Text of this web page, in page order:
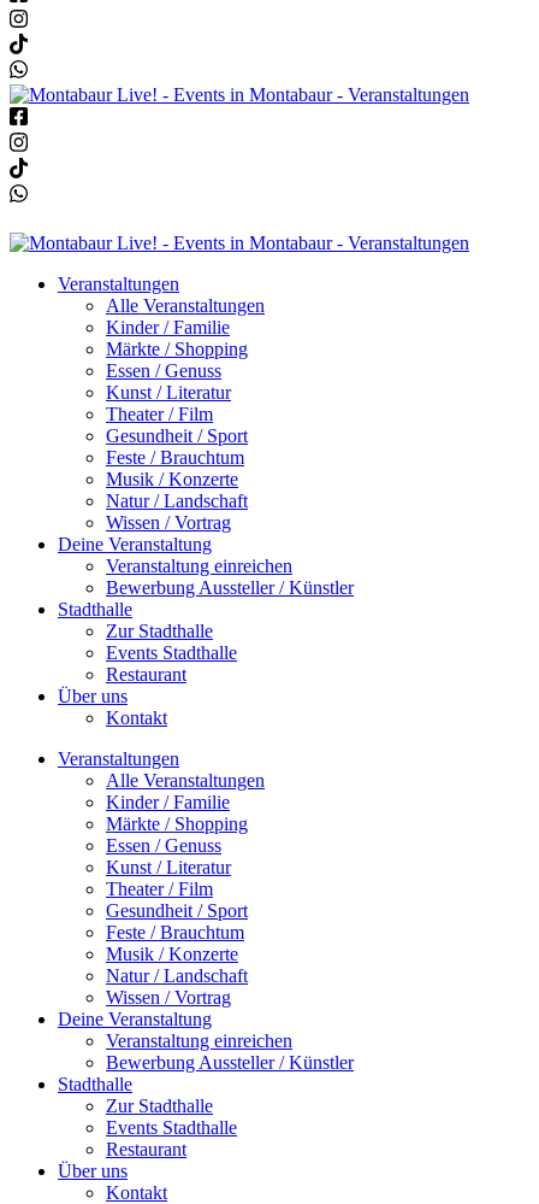
Veranstaltungen
Alle Veranstaltungen
Kinder / Familie
Märkte / Shopping
Essen / Genuss
Kunst / Literatur
Theater / Film
Gesundheit / Sport
Feste / Brauchtum
Musik / Konzerte
Natur / Landschaft
Wissen / Vortrag
Deine Veranstaltung
Veranstaltung einreichen
Bewerbung Aussteller / Künstler
Stadthalle
Zur Stadthalle
Events Stadthalle
Restaurant
Über uns
Kontakt
Veranstaltungen
Alle Veranstaltungen
Kinder / Familie
Märkte / Shopping
Essen / Genuss
Kunst / Literatur
Theater / Film
Gesundheit / Sport
Feste / Brauchtum
Musik / Konzerte
Natur / Landschaft
Wissen / Vortrag
Deine Veranstaltung
Veranstaltung einreichen
Bewerbung Aussteller / Künstler
Stadthalle
Zur Stadthalle
Events Stadthalle
Restaurant
Über uns
Kontakt